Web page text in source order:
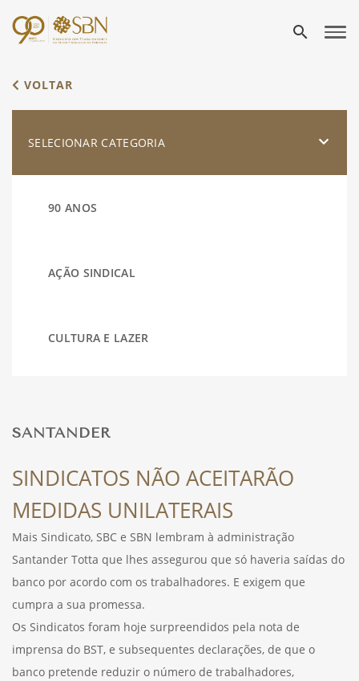
search
VOLTAR
SELECIONAR CATEGORIA
90 ANOS
AÇÃO SINDICAL
CULTURA E LAZER
FÉRIAS
SAÚDE
SANTANDER
SINDICATOS NÃO ACEITARÃO
MEDIDAS UNILATERAIS
Mais Sindicato, SBC e SBN lembram à administração
Santander Totta que lhes assegurou que só haveria saídas do
banco por acordo com os trabalhadores. E exigem que
cumpra a sua promessa.
Os Sindicatos foram hoje surpreendidos pela nota de
imprensa do BST, e subsequentes declarações, de que o
banco pretende reduzir o número de trabalhadores,